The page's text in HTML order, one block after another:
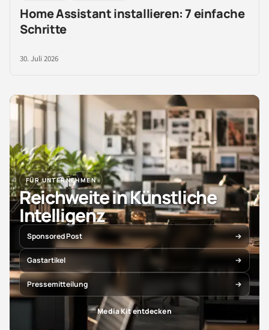
Home Assistant installieren: 7 einfache
Schritte
30. Juli 2026
FÜR UNTERNEHMEN
Reichweite in Künstliche
Intelligenz
Sponsored Post
Gastartikel
Pressemitteilung
Media Kit entdecken